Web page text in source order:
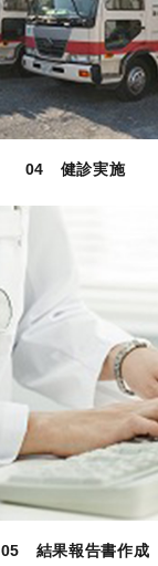
04 健診実施
05 結果報告書作成